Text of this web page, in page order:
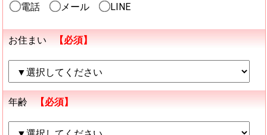
電話 メール LINE
お住まい 【必須】
年齢 【必須】